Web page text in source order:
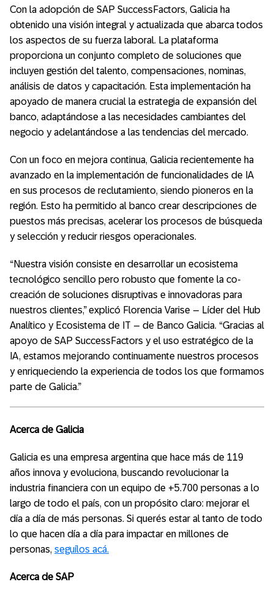
Con la adopción de SAP SuccessFactors, Galicia ha
obtenido una visión integral y actualizada que abarca todos
los aspectos de su fuerza laboral. La plataforma
proporciona un conjunto completo de soluciones que
incluyen gestión del talento, compensaciones, nominas,
análisis de datos y capacitación. Esta implementación ha
apoyado de manera crucial la estrategia de expansión del
banco, adaptándose a las necesidades cambiantes del
negocio y adelantándose a las tendencias del mercado.
Con un foco en mejora continua, Galicia recientemente ha
avanzado en la implementación de funcionalidades de IA
en sus procesos de reclutamiento, siendo pioneros en la
región. Esto ha permitido al banco crear descripciones de
puestos más precisas, acelerar los procesos de búsqueda
y selección y reducir riesgos operacionales.
“Nuestra visión consiste en desarrollar un ecosistema
tecnológico sencillo pero robusto que fomente la co-
creación de soluciones disruptivas e innovadoras para
nuestros clientes,” explicó Florencia Varise – Líder del Hub
Analítico y Ecosistema de IT – de Banco Galicia. “Gracias al
apoyo de SAP SuccessFactors y el uso estratégico de la
IA, estamos mejorando continuamente nuestros procesos
y enriqueciendo la experiencia de todos los que formamos
parte de Galicia.”
Acerca de Galicia
Galicia es una empresa argentina que hace más de 119
años innova y evoluciona, buscando revolucionar la
industria financiera con un equipo de +5.700 personas a lo
largo de todo el país, con un propósito claro: mejorar el
día a día de más personas. Si querés estar al tanto de todo
lo que hacen día a día para impactar en millones de
personas, seguílos acá.
Acerca de SAP